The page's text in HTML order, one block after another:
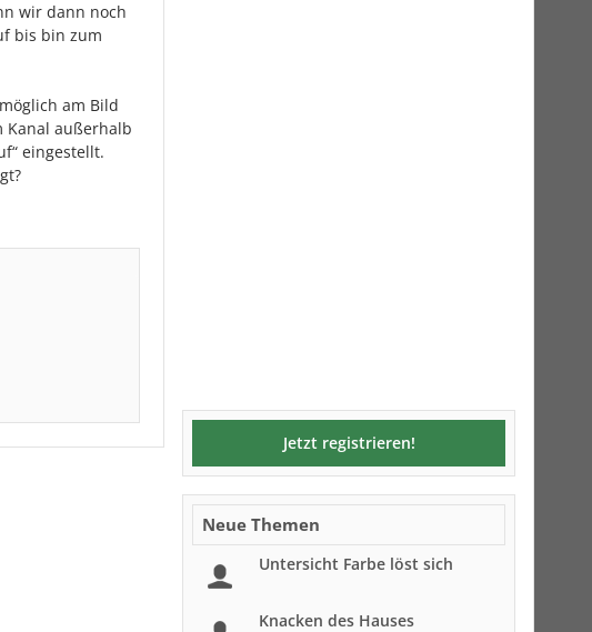
wir dann noch
bis bin zum
am Bild
Kanal außerhalb
eingestellt.
Jetzt registrieren!
Neue Themen
Untersicht Farbe löst sich
Knacken des Hauses